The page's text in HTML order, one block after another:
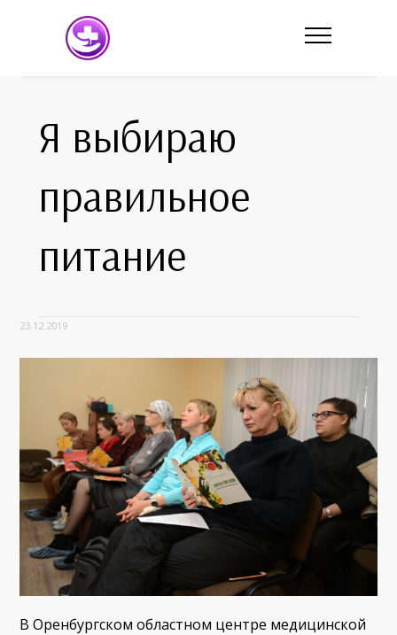
Я выбираю
правильное
питание
23.12.2019
В Оренбургском областном центре медицинской